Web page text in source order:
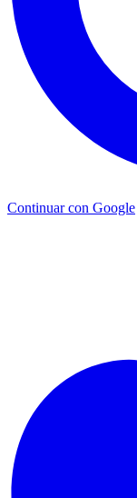
Continuar con Google